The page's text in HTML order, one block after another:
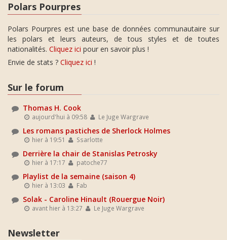
Polars Pourpres
Polars Pourpres est une base de données communautaire sur
les polars et leurs auteurs, de tous styles et de toutes
nationalités. Cliquez ici pour en savoir plus !
Envie de stats ? Cliquez ici !
Sur le forum
Thomas H. Cook
aujourd'hui à 09:58 Le Juge Wargrave
Les romans pastiches de Sherlock Holmes
hier à 19:51 Ssarlotte
Derrière la chair de Stanislas Petrosky
hier à 17:17 patoche77
Playlist de la semaine (saison 4)
hier à 13:03 Fab
Solak - Caroline Hinault (Rouergue Noir)
avant hier à 13:27 Le Juge Wargrave
Newsletter